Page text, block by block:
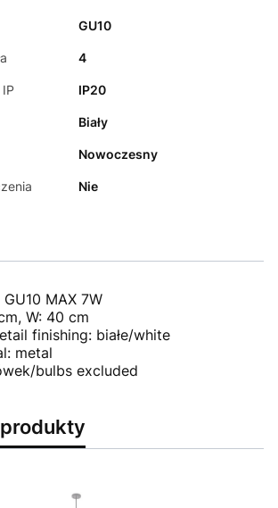
GU10
4
IP20
Biały
Nowoczesny
Nie
MAX 7W
W: 40 cm
finishing: białe/white
metal
bulbs excluded